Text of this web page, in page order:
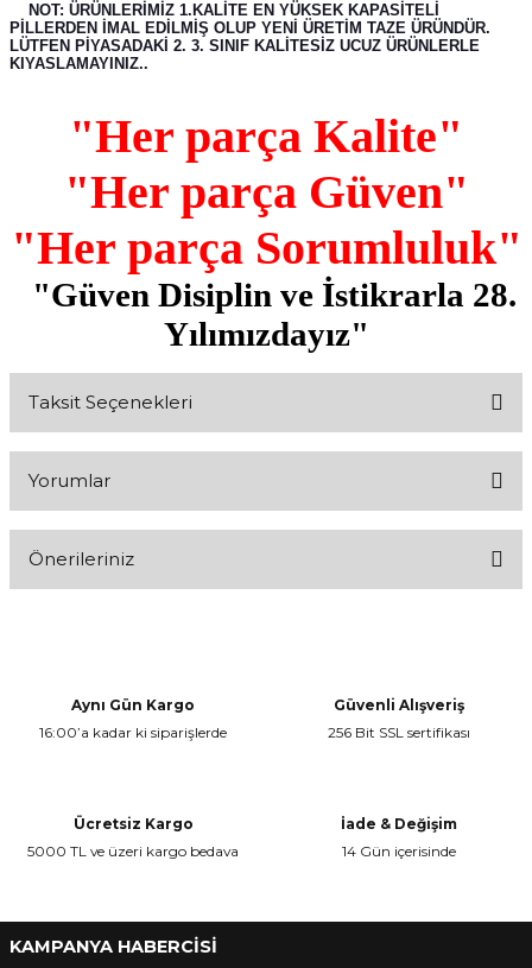
NOT: ÜRÜNLERİMİZ 1.KALİTE EN YÜKSEK KAPASİTELİ
PİLLERDEN İMAL EDİLMİŞ OLUP YENİ ÜRETİM TAZE ÜRÜNDÜR.
LÜTFEN PİYASADAKİ 2. 3. SINIF KALİTESİZ UCUZ ÜRÜNLERLE
KIYASLAMAYINIZ..
"Her parça Kalite"
"Her parça Güven"
"Her parça Sorumluluk"
"Güven Disiplin ve İstikrarla 28.
Yılımızdayız"
Taksit Seçenekleri
Yorumlar
Önerileriniz
Ürün resmi kalitesiz, bozuk veya görüntülenemiyor.
Aynı Gün Kargo
16:00’a kadar ki siparişlerde
Güvenli Alışveriş
256 Bit SSL sertifikası
Ücretsiz Kargo
5000 TL ve üzeri kargo bedava
İade & Değişim
14 Gün içerisinde
KAMPANYA HABERCİSİ